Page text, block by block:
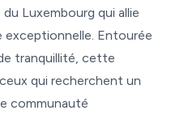
Luxembourg qui allie
exceptionnelle. Entourée
tranquillité, cette
qui recherchent un
communauté